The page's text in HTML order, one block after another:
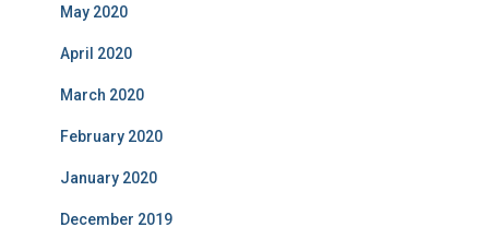
May 2020
April 2020
March 2020
February 2020
January 2020
December 2019